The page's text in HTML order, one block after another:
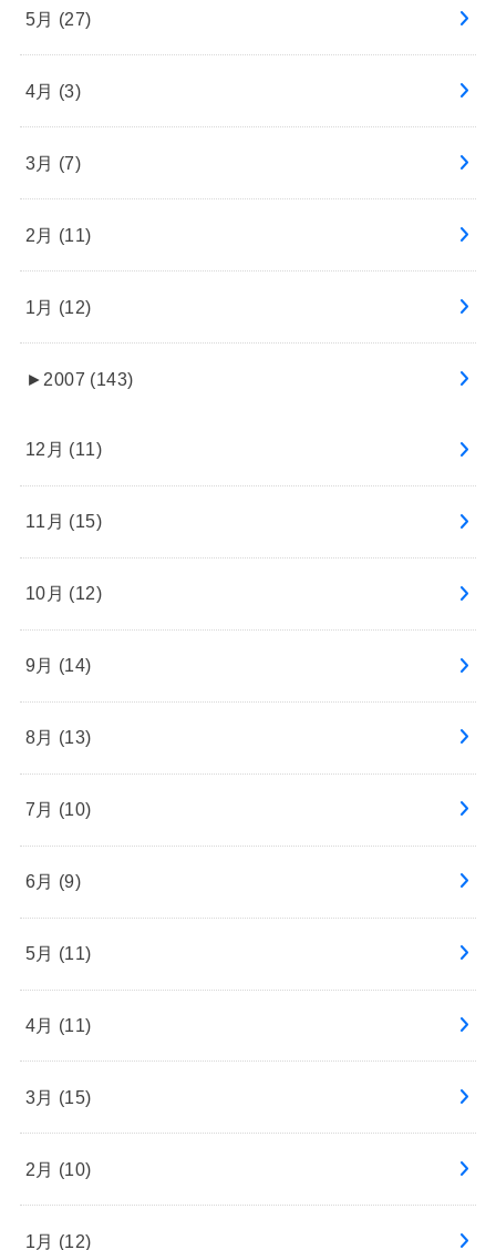
5月 (27)
4月 (3)
3月 (7)
2月 (11)
1月 (12)
► 2007 (143)
12月 (11)
11月 (15)
10月 (12)
9月 (14)
8月 (13)
7月 (10)
6月 (9)
5月 (11)
4月 (11)
3月 (15)
2月 (10)
1月 (12)